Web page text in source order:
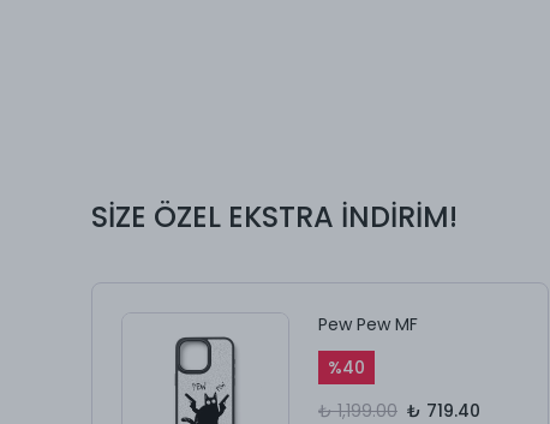
SİZE ÖZEL EKSTRA İNDİRİM!
Pew Pew MF
%40
₺ 1,199.00 ₺ 719.40